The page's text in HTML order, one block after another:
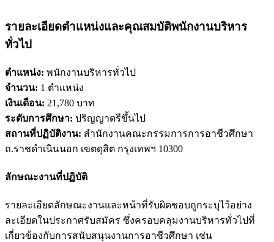
รายละเอียดตำแหน่งและคุณสมบัติพนักงานบริหาร
ทั่วไป
ตำแหน่ง: พนักงานบริหารทั่วไป
จำนวน: 1 ตำแหน่ง
เงินเดือน: 21,780 บาท
ระดับการศึกษา: ปริญญาตรีขึ้นไป
สถานที่ปฏิบัติงาน: สำนักงานคณะกรรมการการอาชีวศึกษา
ถ.ราชดำเนินนอก เขตดุสิต กรุงเทพฯ 10300
ลักษณะงานที่ปฏิบัติ
รายละเอียดลักษณะงานและหน้าที่รับผิดชอบถูกระบุไว้อย่าง
ละเอียดในประกาศรับสมัคร ซึ่งครอบคลุมงานบริหารทั่วไปที่
เกี่ยวข้องกับการสนับสนุนงานการอาชีวศึกษา เช่น